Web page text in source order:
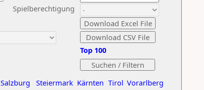
Spielberechtigung
Salzburg Steiermark Kärnten Tirol Vorarlberg
Top 100